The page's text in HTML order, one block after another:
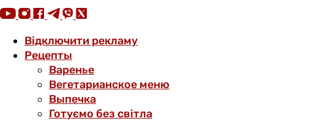
Відключити рекламу
Рецепты
Варенье
Вегетарианское меню
Выпечка
Готуємо без світла